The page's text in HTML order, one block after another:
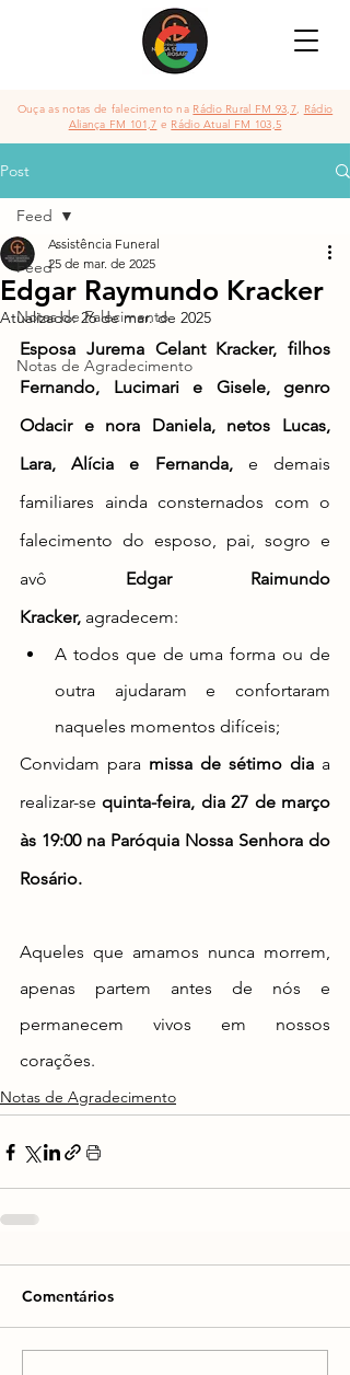
Ouça as notas de falecimento na Rádio Rural FM 93,7, Rádio
Aliança FM 101,7 e Rádio Atual FM 103,5
Post
Feed
Notas de Falecimento
Notas de Agradecimento
Feed
Edgar Raymundo Kracker
Assistência Funeral
25 de mar. de 2025
Atualizado:26 de mar. de 2025
Esposa Jurema Celant Kracker, filhos
Fernando, Lucimari e Gisele, genro
Odacir e nora Daniela, netos Lucas,
Lara, Alícia e Fernanda, e demais
familiares ainda consternados com o
falecimento do esposo, pai, sogro e
avô Edgar Raimundo
Kracker, agradecem:
A todos que de uma forma ou de
outra ajudaram e confortaram
naqueles momentos difíceis;
Convidam para missa de sétimo dia a
realizar-se quinta-feira, dia 27 de março
às 19:00 na Paróquia Nossa Senhora do
Rosário.
Aqueles que amamos nunca morrem,
apenas partem antes de nós e
permanecem vivos em nossos
corações.
Notas de Agradecimento
Comentários